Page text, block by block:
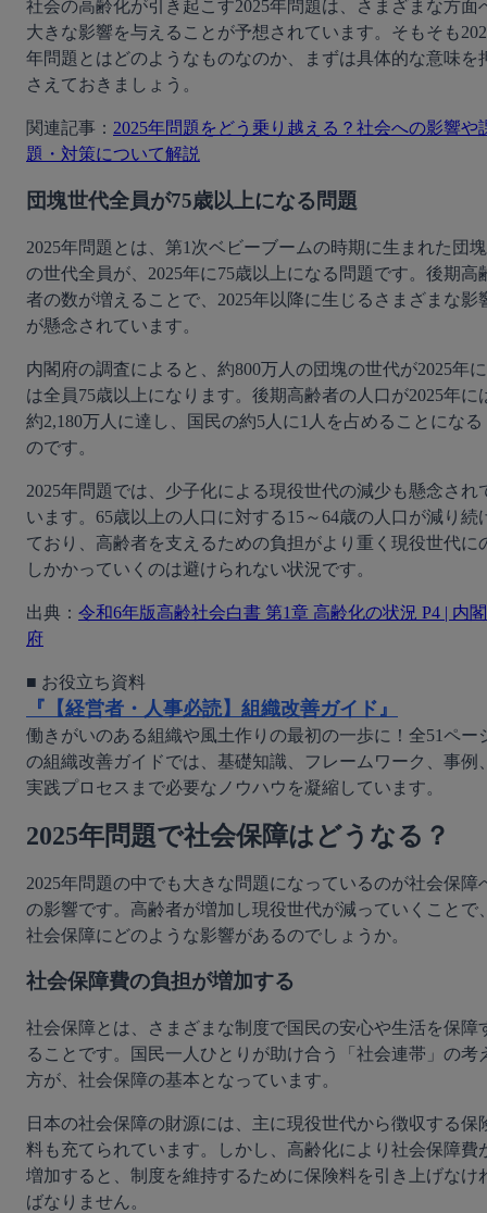
社会の高齢化が引き起こす2025年問題は、さまざまな方面
大きな影響を与えることが予想されています。そもそも
年問題とはどのようなものなのか、まずは具体的な意味を
さえておきましょう。
関連記事： 2025年問題をどう乗り越える？社会への影響や
題・対策について解説
団塊世代全員が75歳以上になる問題
2025年問題とは、第1次ベビーブームの時期に生まれた団塊
の世代全員が、2025年に75歳以上になる問題です。後期高
者の数が増えることで、2025年以降に生じるさまざまな影
が懸念されています。
内閣府の調査によると、約800万人の団塊の世代が2025年に
は全員75歳以上になります。後期高齢者の人口が2025年に
約2,180万人に達し、国民の約5人に1人を占めることになる
のです。
2025年問題では、少子化による現役世代の減少も懸念され
います。65歳以上の人口に対する15～64歳の人口が減り続
ており、高齢者を支えるための負担がより重く現役世代に
しかかっていくのは避けられない状況です。
出典： 令和6年版高齢社会白書 第1章 高齢化の状況 P4 | 内閣
府
『【経営者・人事必読】組織改善ガイド』
働きがいのある組織や風土作りの最初の一歩に！全51ペー
の組織改善ガイドでは、基礎知識、フレームワーク、事例
実践プロセスまで必要なノウハウを凝縮しています。
2025年問題で社会保障はどうなる？
2025年問題の中でも大きな問題になっているのが社会保障
の影響です。高齢者が増加し現役世代が減っていくことで
社会保障にどのような影響があるのでしょうか。
社会保障費の負担が増加する
社会保障とは、さまざまな制度で国民の安心や生活を保障
ることです。国民一人ひとりが助け合う「社会連帯」の考
方が、社会保障の基本となっています。
日本の社会保障の財源には、主に現役世代から徴収する保
料も充てられています。しかし、高齢化により社会保障費
増加すると、制度を維持するために保険料を引き上げなけ
ばなりません。